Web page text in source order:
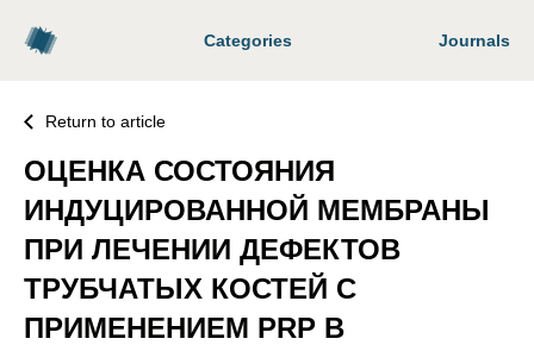
Categories Journals
Return to article
ОЦЕНКА СОСТОЯНИЯ
ИНДУЦИРОВАННОЙ МЕМБРАНЫ
ПРИ ЛЕЧЕНИИ ДЕФЕКТОВ
ТРУБЧАТЫХ КОСТЕЙ С
ПРИМЕНЕНИЕМ PRP В